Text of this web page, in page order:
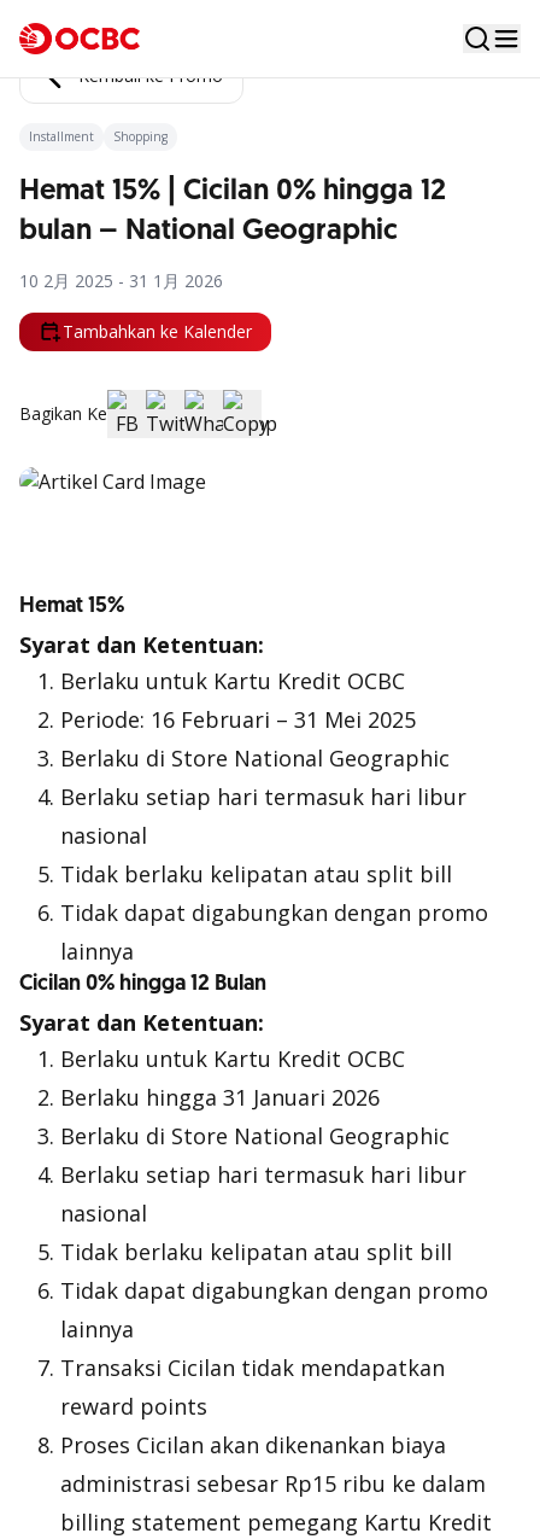
Kembali ke Promo
Installment Shopping
Hemat 15% | Cicilan 0% hingga 12
bulan – National Geographic
10 2月 2025 - 31 1月 2026
Tambahkan ke Kalender
Bagikan Ke
Hemat 15%
Syarat dan Ketentuan:
Berlaku untuk Kartu Kredit OCBC
Periode: 16 Februari – 31 Mei 2025
Berlaku di Store National Geographic
Berlaku setiap hari termasuk hari libur
nasional
Tidak berlaku kelipatan atau split bill
Tidak dapat digabungkan dengan promo
lainnya
Cicilan 0% hingga 12 Bulan
Syarat dan Ketentuan:
Berlaku untuk Kartu Kredit OCBC
Berlaku hingga 31 Januari 2026
Berlaku di Store National Geographic
Berlaku setiap hari termasuk hari libur
nasional
Tidak berlaku kelipatan atau split bill
Tidak dapat digabungkan dengan promo
lainnya
Transaksi Cicilan tidak mendapatkan
reward points
Proses Cicilan akan dikenankan biaya
administrasi sebesar Rp15 ribu ke dalam
billing statement pemegang Kartu Kredit